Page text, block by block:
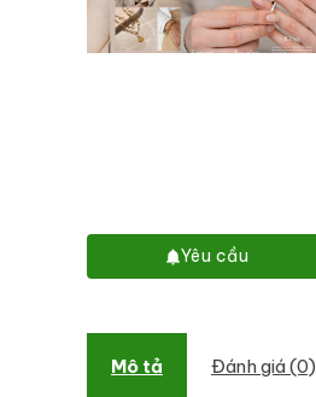
Yêu cầu
Mô tả Đánh giá (0)